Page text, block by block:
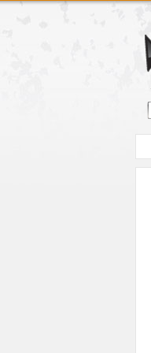
Zum Hauptmenue
Zum Seiteninhalt
Zum Warenkob